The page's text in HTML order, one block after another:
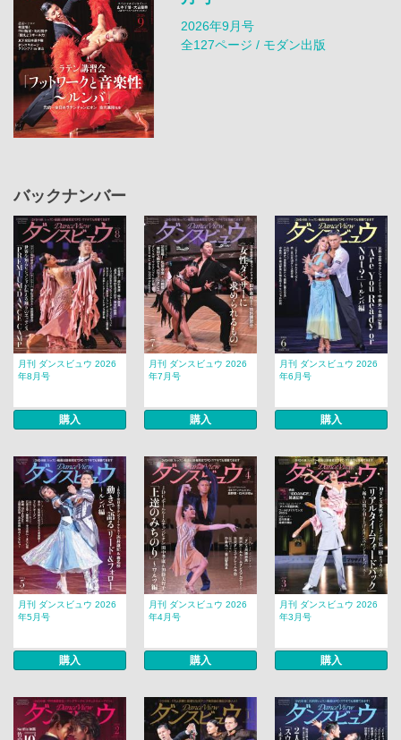
2026年9月号
全127ページ / モダン出版
バックナンバー
月刊 ダンスビュウ 2026
年8月号
購入
月刊 ダンスビュウ 2026
年7月号
購入
月刊 ダンスビュウ 2026
年6月号
購入
月刊 ダンスビュウ 2026
年5月号
購入
月刊 ダンスビュウ 2026
年4月号
購入
月刊 ダンスビュウ 2026
年3月号
購入